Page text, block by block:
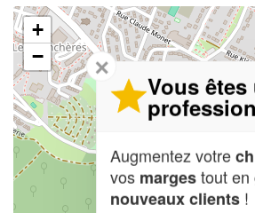
+
−
✕
Vous êtes
Augmentez votre
vos margestout en
nouveaux clients !